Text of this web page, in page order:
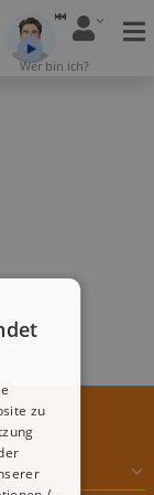
Wer bin ich?
zu